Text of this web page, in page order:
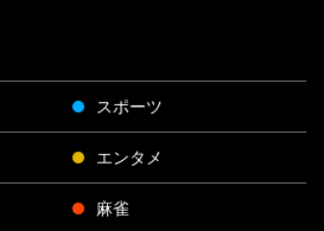
スポーツ
エンタメ
麻雀